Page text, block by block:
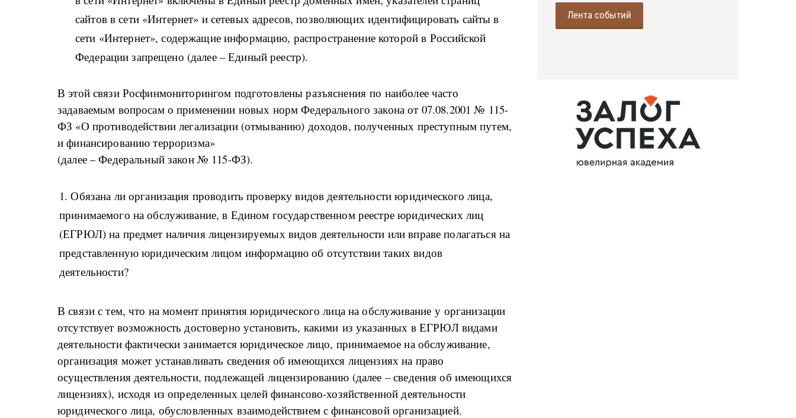
сайтов в сети «Интернет» и сетевых адресов, позволяющих идентифицировать сайты в
сети «Интернет», содержащие информацию, распространение которой в Российской
Федерации запрещено (далее – Единый реестр).
В этой связи Росфинмониторингом подготовлены разъяснения по наиболее часто
задаваемым вопросам о применении новых норм Федерального закона от 07.08.2001 № 115-
ФЗ «О противодействии легализации (отмыванию) доходов, полученных преступным путем,
и финансированию терроризма»
(далее – Федеральный закон № 115-ФЗ).
1. Обязана ли организация проводить проверку видов деятельности юридического лица,
принимаемого на обслуживание, в Едином государственном реестре юридических лиц
(ЕГРЮЛ) на предмет наличия лицензируемых видов деятельности или вправе полагаться на
представленную юридическим лицом информацию об отсутствии таких видов
деятельности?
В связи с тем, что на момент принятия юридического лица на обслуживание у организации
отсутствует возможность достоверно установить, какими из указанных в ЕГРЮЛ видами
деятельности фактически занимается юридическое лицо, принимаемое на обслуживание,
организация может устанавливать сведения об имеющихся лицензиях на право
осуществления деятельности, подлежащей лицензированию (далее – сведения об имеющихся
лицензиях), исходя из определенных целей финансово-хозяйственной деятельности
юридического лица, обусловленных взаимодействием с финансовой организацией.
Лента событий